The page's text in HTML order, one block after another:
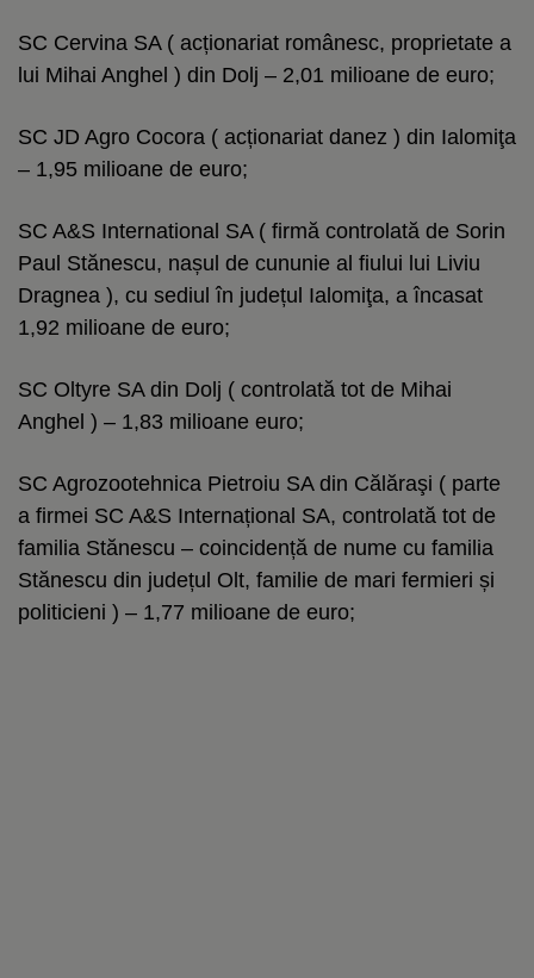
SC Cervina SA ( acționariat românesc, proprietate a
lui Mihai Anghel ) din Dolj – 2,01 milioane de euro;
SC JD Agro Cocora ( acționariat danez ) din Ialomiţa
– 1,95 milioane de euro;
SC A&S International SA ( firmă controlată de Sorin
Paul Stănescu, nașul de cununie al fiului lui Liviu
Dragnea ), cu sediul în județul Ialomiţa, a încasat
1,92 milioane de euro;
SC Oltyre SA din Dolj ( controlată tot de Mihai
Anghel ) – 1,83 milioane euro;
SC Agrozootehnica Pietroiu SA din Călăraşi ( parte
a firmei SC A&S Internațional SA, controlată tot de
familia Stănescu – coincidență de nume cu familia
Stănescu din județul Olt, familie de mari fermieri și
politicieni ) – 1,77 milioane de euro;